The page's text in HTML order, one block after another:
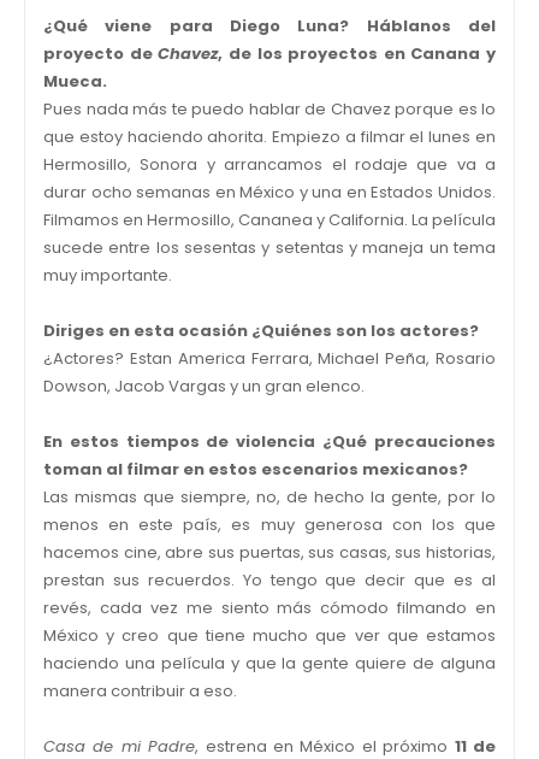
¿Qué viene para Diego Luna? Háblanos del
proyecto deChavez, de los proyectos en Canana y
Mueca.
Pues nada más te puedo hablar de Chavez porque es lo
que estoy haciendo ahorita. Empiezo a filmar el lunes en
Hermosillo, Sonora y arrancamos el rodaje que va a
durar ocho semanas en México y una en Estados Unidos.
Filmamos en Hermosillo, Cananea y California. La película
sucede entre los sesentas y setentas y maneja un tema
muy importante.
Diriges en esta ocasión ¿Quiénes son los actores?
¿Actores? Estan America Ferrara, Michael Peña, Rosario
Dowson, Jacob Vargas y un gran elenco.
En estos tiempos de violencia ¿Qué precauciones
toman al filmar en estos escenarios mexicanos?
Las mismas que siempre, no, de hecho la gente, por lo
menos en este país, es muy generosa con los que
hacemos cine, abre sus puertas, sus casas, sus historias,
prestan sus recuerdos. Yo tengo que decir que es al
revés, cada vez me siento más cómodo filmando en
México y creo que tiene mucho que ver que estamos
haciendo una película y que la gente quiere de alguna
manera contribuir a eso.
Casa de mi Padre, estrena en México el próximo 11 de